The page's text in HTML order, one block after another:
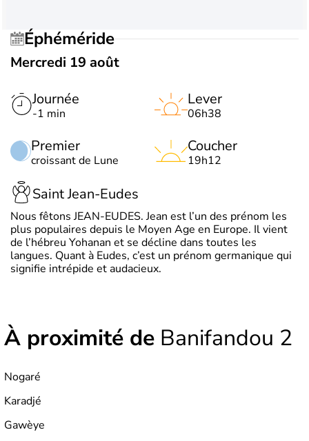
Éphéméride
Mercredi 19 août
Journée
-1 min
Premier
croissant de Lune
Lever
06h38
Coucher
19h12
Saint Jean-Eudes
Nous fêtons JEAN-EUDES. Jean est l’un des prénom les
plus populaires depuis le Moyen Age en Europe. Il vient
de l’hébreu Yohanan et se décline dans toutes les
langues. Quant à Eudes, c’est un prénom germanique qui
signifie intrépide et audacieux.
À proximité de Banifandou 2
Nogaré
Karadjé
Gawèye